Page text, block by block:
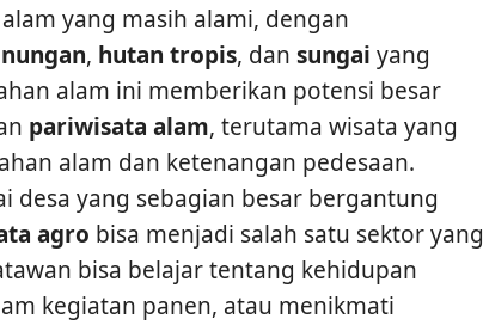
yang masih alami, dengan
, hutan tropis, dan sungai yang
alam ini memberikan potensi besar
pariwisata alam, terutama wisata yang
alam dan ketenangan pedesaan.
desa yang sebagian besar bergantung
agro bisa menjadi salah satu sektor yang
bisa belajar tentang kehidupan
kegiatan panen, atau menikmati